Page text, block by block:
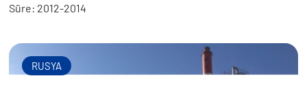
Süre: 2012-2014
RUSYA